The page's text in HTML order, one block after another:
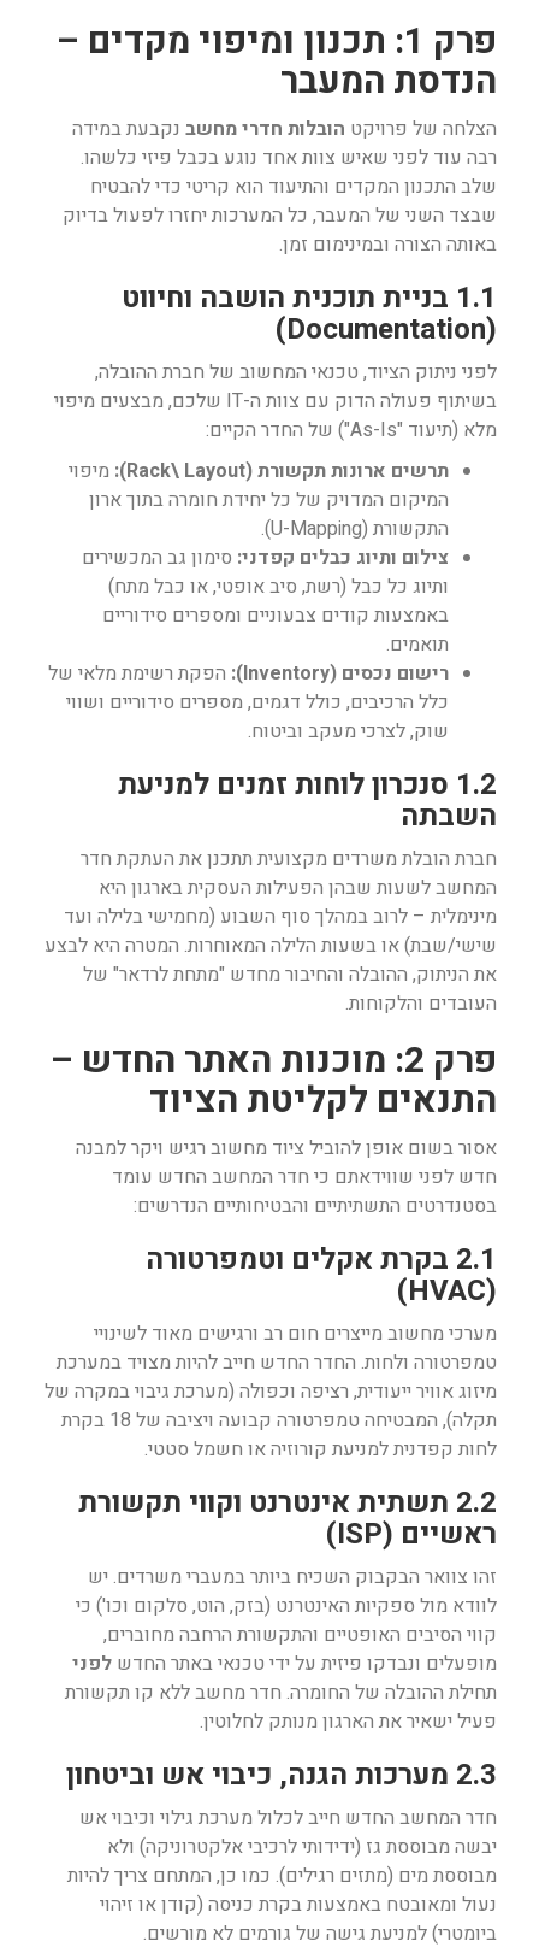
פרק 1: תכנון ומיפוי מקדים –
הנדסת המעבר
הצלחה של פרויקט הובלות חדרי מחשב נקבעת במידה
רבה עוד לפני שאיש צוות אחד נוגע בכבל פיזי כלשהו.
שלב התכנון המקדים והתיעוד הוא קריטי כדי להבטיח
שבצד השני של המעבר, כל המערכות יחזרו לפעול בדיוק
באותה הצורה ובמינימום זמן.
1.1 בניית תוכנית הושבה וחיווט
(Documentation)
לפני ניתוק הציוד, טכנאי המחשוב של חברת ההובלה,
בשיתוף פעולה הדוק עם צוות ה-IT שלכם, מבצעים מיפוי
מלא (תיעוד "As-Is") של החדר הקיים:
תרשים ארונות תקשורת (Rack\ Layout):
מיפוי
המיקום המדויק של כל יחידת חומרה בתוך ארון
התקשורת (U-Mapping).
צילום ותיוג כבלים קפדני: סימון גב המכשירים
ותיוג כל כבל (רשת, סיב אופטי, או כבל מתח)
באמצעות קודים צבעוניים ומספרים סידוריים
תואמים.
רישום נכסים (Inventory):
הפקת רשימת מלאי של
כלל הרכיבים, כולל דגמים, מספרים סידוריים ושווי
שוק, לצרכי מעקב וביטוח.
1.2 סנכרון לוחות זמנים למניעת
השבתה
חברת הובלת משרדים מקצועית תתכנן את העתקת חדר
המחשב לשעות שבהן הפעילות העסקית בארגון היא
מינימלית – לרוב במהלך סוף השבוע (מחמישי בלילה ועד
שישי/שבת) או בשעות הלילה המאוחרות. המטרה היא לבצע
את הניתוק, ההובלה והחיבור מחדש "מתחת לרדאר" של
העובדים והלקוחות.
פרק 2: מוכנות האתר החדש –
התנאים לקליטת הציוד
אסור בשום אופן להוביל ציוד מחשוב רגיש ויקר למבנה
חדש לפני שווידאתם כי חדר המחשב החדש עומד
בסטנדרטים התשתיתיים והבטיחותיים הנדרשים:
2.1 בקרת אקלים וטמפרטורה
(HVAC)
מערכי מחשוב מייצרים חום רב ורגישים מאוד לשינויי
טמפרטורה ולחות. החדר החדש חייב להיות מצויד במערכת
מיזוג אוויר ייעודית, רציפה וכפולה (מערכת גיבוי במקרה של
תקלה), המבטיחה טמפרטורה קבועה ויציבה של 18 בקרת
לחות קפדנית למניעת קורוזיה או חשמל סטטי.
2.2 תשתית אינטרנט וקווי תקשורת
ראשיים (ISP)
זהו צוואר הבקבוק השכיח ביותר במעברי משרדים. יש
לוודא מול ספקיות האינטרנט (בזק, הוט, סלקום וכו') כי
קווי הסיבים האופטיים והתקשורת הרחבה מחוברים,
מופעלים ונבדקו פיזית על ידי טכנאי באתר החדש לפני
תחילת ההובלה של החומרה. חדר מחשב ללא קו תקשורת
פעיל ישאיר את הארגון מנותק לחלוטין.
2.3 מערכות הגנה, כיבוי אש וביטחון
חדר המחשב החדש חייב לכלול מערכת גילוי וכיבוי אש
יבשה מבוססת גז (ידידותי לרכיבי אלקטרוניקה) ולא
מבוססת מים (מתזים רגילים). כמו כן, המתחם צריך להיות
נעול ומאובטח באמצעות בקרת כניסה (קודן או זיהוי
ביומטרי) למניעת גישה של גורמים לא מורשים.